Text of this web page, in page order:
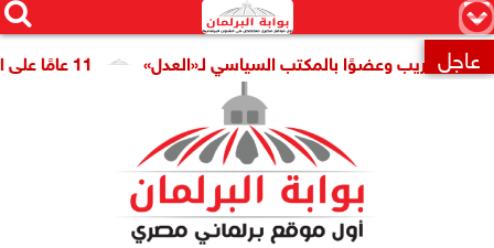
×


 عاجل 11 عامًا على افتتاح قناة السويس الجديدة.. النائبة مروة قنصوة: رؤية الدولة حولت الممر الملاحي إلى مركز اقتصادي عالمي وعضوًا بالمكتب السياسي لـ«العدل»